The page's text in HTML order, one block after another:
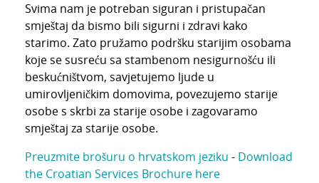
Svima nam je potreban siguran i pristupačan
smještaj da bismo bili sigurni i zdravi kako
starimo. Zato pružamo podršku starijim osobama
koje se susreću sa stambenom nesigurnošću ili
beskućništvom, savjetujemo ljude u
umirovljeničkim domovima, povezujemo starije
osobe s skrbi za starije osobe i zagovaramo
smještaj za starije osobe.
Preuzmite brošuru o hrvatskom jeziku - Download
the Croatian Services Brochure here